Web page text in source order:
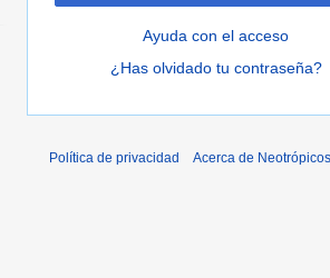
Ayuda con el acceso
¿Has olvidado tu contraseña?
Política de privacidad Acerca de Neotrópicos